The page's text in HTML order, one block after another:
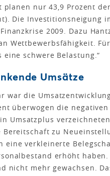
nur 43,9 Prozent
Die Investitionsneigung
2009. Dazu
Wettbewerbsfähigkeit.
schwere Belastung.“
Umsätze
war die
überwogen die
Umsatzplus
zu
eine verkleinerte
erhöht
nicht mehr gewachsen.